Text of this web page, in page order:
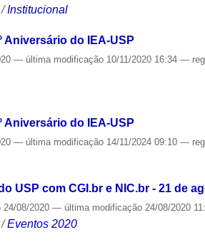
/Institucional
Aniversário do IEA-USP
— última modificação 10/11/2020 16:34—
Aniversário do IEA-USP
— última modificação 14/11/2024 09:10—
USP com CGI.br e NIC.br - 21 de
24/08/2020— última modificação 24/08/2020
/Eventos 2020